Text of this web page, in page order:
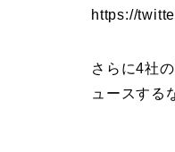
https://
さらに4社
ュースする